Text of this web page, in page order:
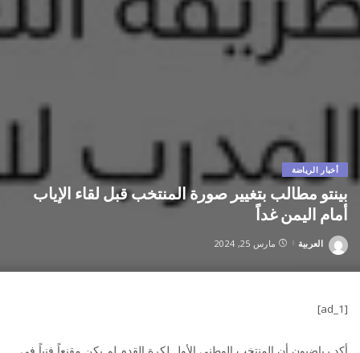
أخبار الرياضة
بينتو مطالب بتغيير صورة المنتخب قبل لقاء الإياب
أمام اليمن غداً
Posted
العربية مارس 25, 2024
[ad_1]